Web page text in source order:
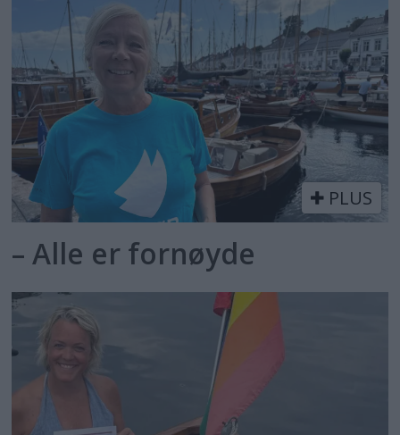
PLUS
– Alle er fornøyde